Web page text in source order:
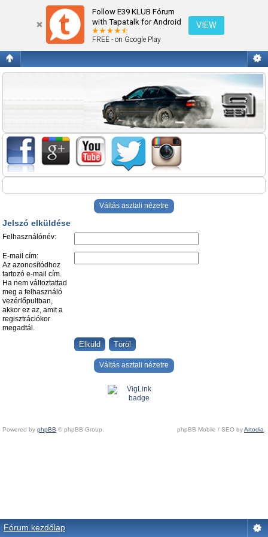
Follow E39 KLUB Fórum
with Tapatalk for Android
FREE - on Google Play
VIEW
Jelszó elküldése
Váltás asztali nézetre
Jelszó elküldése
Felhasználónév:
E-mail cím:
Az azonosítódhoz
tartozó e-mail cím.
Ha nem változtattad
meg a felhasználó
vezérlőpultban,
akkor ez az, amit a
regisztrációkor
megadtál.
Váltás asztali nézetre
Powered by phpBB © phpBB Group. phpBB Mobile / SEO byArtodia.
Fórum kezdőlap